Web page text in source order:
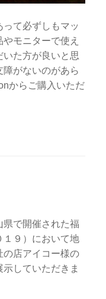
て必ずしもマッ
モニターで使え
た方が良いと思
がないのがあら
からご購入いただ
県で開催された福
１９）において地
の店アイコー様の
していただきま